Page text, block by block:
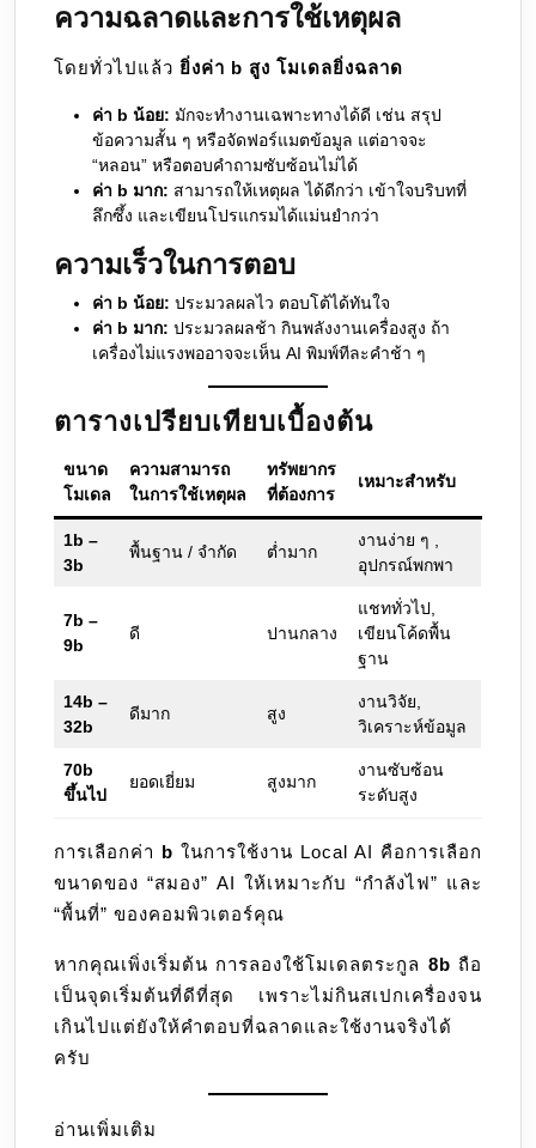
ความฉลาดและการใช้เหตุผล
โดยทั่วไปแล้ว ยิ่งค่า b สูง โมเดลยิ่งฉลาด
ค่า b น้อย: มักจะทำงานเฉพาะทางได้ดี เช่น สรุป
ข้อความสั้น ๆ หรือจัดฟอร์แมตข้อมูล แต่อาจจะ
“หลอน” หรือตอบคำถามซับซ้อนไม่ได้
ค่า b มาก: สามารถให้เหตุผล ได้ดีกว่า เข้าใจบริบทที่
ลึกซึ้ง และเขียนโปรแกรมได้แม่นยำกว่า
ความเร็วในการตอบ
ค่า b น้อย: ประมวลผลไว ตอบโต้ได้ทันใจ
ค่า b มาก: ประมวลผลช้า กินพลังงานเครื่องสูง ถ้า
เครื่องไม่แรงพออาจจะเห็น AI พิมพ์ทีละคำช้า ๆ
ตารางเปรียบเทียบเบื้องต้น
ขนาด
โมเดล
ความสามารถ
ในการใช้เหตุผล
ทรัพยากร
ที่ต้องการ
เหมาะสำหรับ
1b –
3b
พื้นฐาน / จำกัด ต่ำมาก
งานง่าย ๆ ,
อุปกรณ์พกพา
7b –
9b
ดี ปานกลาง
แชททั่วไป,
เขียนโค้ดพื้น
ฐาน
14b –
32b
ดีมาก สูง
งานวิจัย,
วิเคราะห์ข้อมูล
70b
ขึ้นไป
ยอดเยี่ยม สูงมาก
งานซับซ้อน
ระดับสูง
การเลือกค่า b ในการใช้งาน Local AI คือการเลือก
ขนาดของ “สมอง” AI ให้เหมาะกับ “กำลังไฟ” และ
“พื้นที่” ของคอมพิวเตอร์คุณ
หากคุณเพิ่งเริ่มต้น การลองใช้โมเดลตระกูล 8b ถือ
เป็นจุดเริ่มต้นที่ดีที่สุด เพราะไม่กินสเปกเครื่องจน
เกินไปแต่ยังให้คำตอบที่ฉลาดและใช้งานจริงได้
ครับ
อ่านเพิ่มเติม